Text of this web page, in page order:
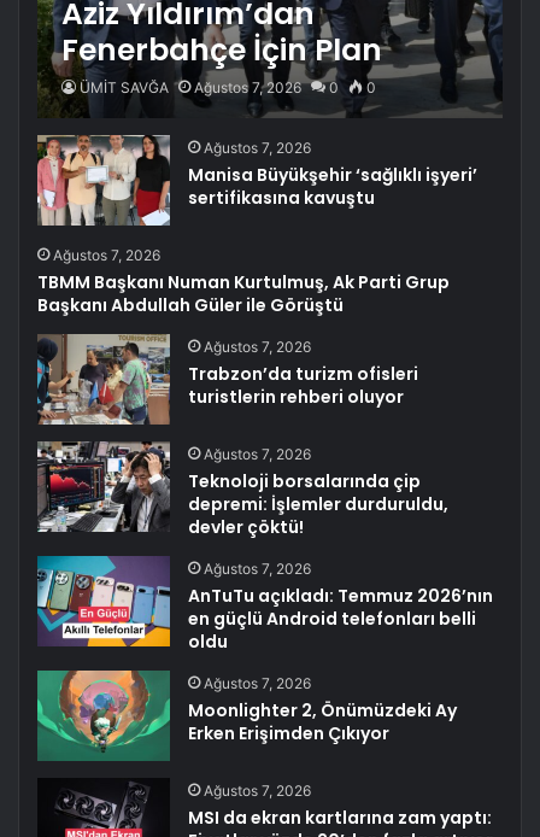
Aziz Yıldırım’dan
Fenerbahçe İçin Plan
ÜMİT SAVĞA Ağustos 7, 2026 0 0
Ağustos 7, 2026
Manisa Büyükşehir ‘sağlıklı işyeri’
sertifikasına kavuştu
Ağustos 7, 2026
TBMM Başkanı Numan Kurtulmuş, Ak Parti Grup
Başkanı Abdullah Güler ile Görüştü
Ağustos 7, 2026
Trabzon’da turizm ofisleri
turistlerin rehberi oluyor
Ağustos 7, 2026
Teknoloji borsalarında çip
depremi: İşlemler durduruldu,
devler çöktü!
Ağustos 7, 2026
AnTuTu açıkladı: Temmuz 2026’nın
en güçlü Android telefonları belli
oldu
Ağustos 7, 2026
Moonlighter 2, Önümüzdeki Ay
Erken Erişimden Çıkıyor
Ağustos 7, 2026
MSI da ekran kartlarına zam yaptı: